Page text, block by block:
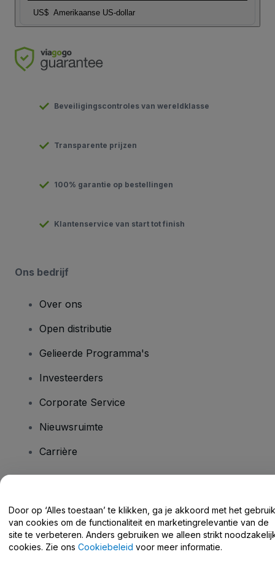
US$ Amerikaanse US-dollar
Beveiligingscontroles van wereldklasse
Transparente prijzen
100% garantie op bestellingen
Klantenservice van start tot finish
Ons bedrijf
Over ons
Open distributie
Gelieerde Programma's
Investeerders
Corporate Service
Nieuwsruimte
Carrière
Helpcentrum / Neem Contact Met Ons Op
Door op ‘Alles toestaan’ te klikken, ga je akkoord met het gebruik
van cookies om de functionaliteit en marketingrelevantie van de
site te verbeteren. Anders gebruiken we alleen strikt
cookies. Zie ons Cookiebeleid voor meer informatie.